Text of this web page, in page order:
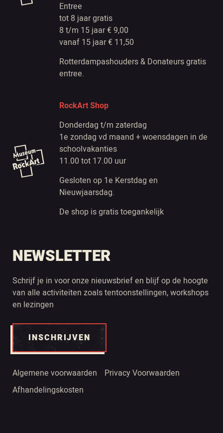
Entree
tot 8 jaar gratis
8 t/m 15 jaar € 9,00
vanaf 15 jaar € 11,50
Rotterdampashouders & Donateurs gratis
entree.
RockArt Shop
Donderdag t/m zaterdag
1e zondag vd maand + woensdagen in de
schoolvakanties
11.00 tot 17.00 uur
Gesloten op 1e Kerstdag en
Nieuwjaarsdag.
De shop is gratis toegankelijk
NEWSLETTER
Schrijf je in voor onze nieuwsbrief en blijf op de hoogte
van alle activiteiten zoals tentoonstellingen, workshops
en lezingen
INSCHRIJVEN
Algemene voorwaarden
Privacy Voorwaarden
Afhandelingskosten